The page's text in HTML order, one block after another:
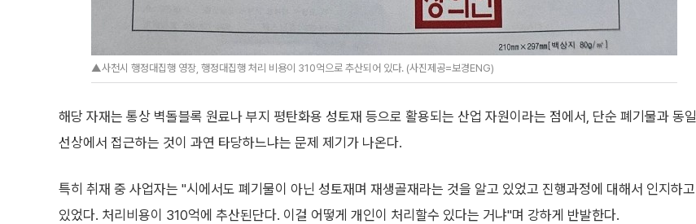
▲사천시 행정대집행 영장, 행정대집행 처리 비용이 310억으로 추산되어 있다. (사진제공=보경ENG)
해당 자재는 통상 벽돌블록 원료나 부지 평탄화용 성토재 등으로 활용되는 산업 자원이라는 점에서, 단순 폐기물과 동일
선상에서 접근하는 것이 과연 타당하느냐는 문제 제기가 나온다.
특히 취재 중 사업자는 "시에서도 폐기물이 아닌 성토재며 재생골재라는 것을 알고 있었고 진행과정에 대해서 인지하고
있었다. 처리비용이 310억에 추산된단다. 이걸 어떻게 개인이 처리할수 있다는 거냐"며 강하게 반발한다.